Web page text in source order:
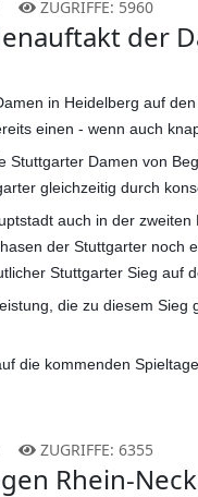
ZUGRIFFE: 5960
der
in Heidelberg auf
einen - wenn auch
Stuttgarter Damen von
gleichzeitig durch
auch in der zweiten
der Stuttgarter noch
Stuttgarter Sieg auf
die zu diesem
die kommenden
ZUGRIFFE: 6355
Rhein-